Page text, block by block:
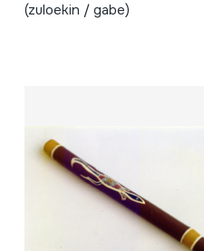
(zuloekin / gabe)